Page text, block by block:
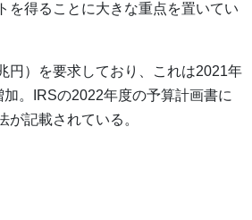
を得ることに大きな重点を置いてい
円）を要求しており、これは2021年
。IRSの2022年度の予算計画書に
記載されている。